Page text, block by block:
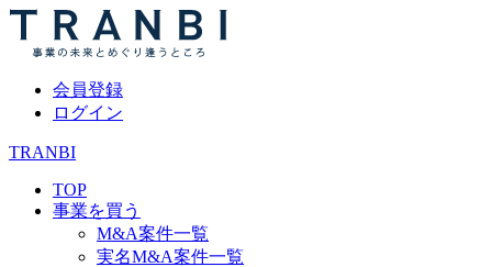
会員登録
ログイン
TRANBI
TOP
事業を買う
M&A案件一覧
実名M&A案件一覧